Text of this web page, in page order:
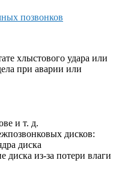
позвонков
хлыстового удара или
при аварии или
и т. д.
дисков:
диска
из-за потери влаги